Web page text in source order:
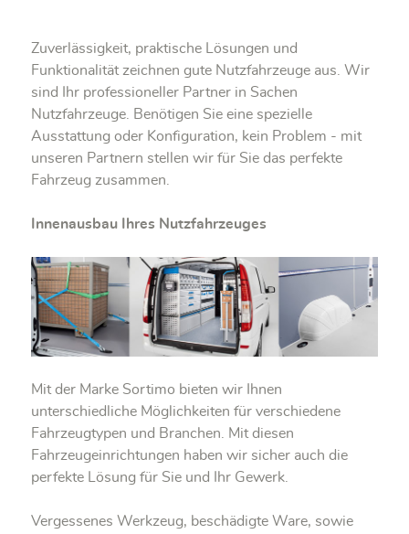
Zuverlässigkeit, praktische Lösungen und
Funktionalität zeichnen gute Nutzfahrzeuge aus. Wir
sind Ihr professioneller Partner in Sachen
Nutzfahrzeuge. Benötigen Sie eine spezielle
Ausstattung oder Konfiguration, kein Problem - mit
unseren Partnern stellen wir für Sie das perfekte
Fahrzeug zusammen.
Innenausbau Ihres Nutzfahrzeuges
Mit der Marke Sortimo bieten wir Ihnen
unterschiedliche Möglichkeiten für verschiedene
Fahrzeugtypen und Branchen. Mit diesen
Fahrzeugeinrichtungen haben wir sicher auch die
perfekte Lösung für Sie und Ihr Gewerk.
Vergessenes Werkzeug, beschädigte Ware, sowie